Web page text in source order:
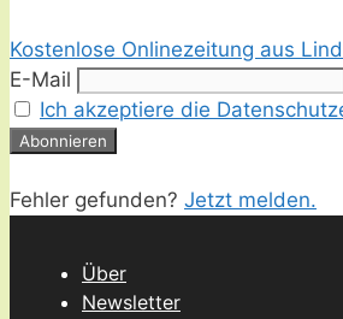
Kostenlose Onlinezeitung aus
E-Mail
Ich akzeptiere die
Fehler gefunden? Jetzt melden.
Über
Newsletter